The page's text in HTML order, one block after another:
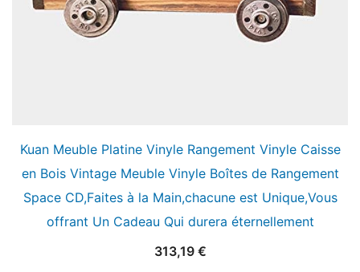
Kuan Meuble Platine Vinyle Rangement Vinyle Caisse
en Bois Vintage Meuble Vinyle Boîtes de Rangement
Space CD,Faites à la Main,chacune est Unique,Vous
offrant Un Cadeau Qui durera éternellement
313,19 €